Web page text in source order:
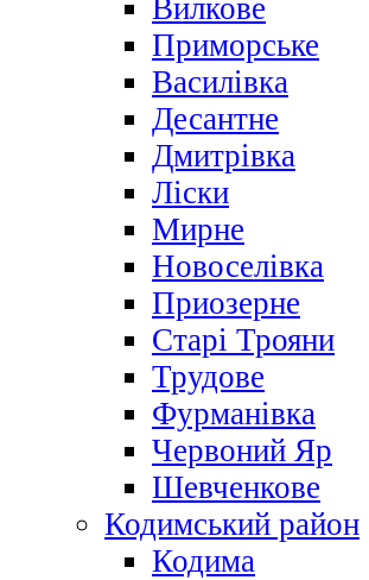
Вилкове
Приморське
Василівка
Десантне
Дмитрівка
Ліски
Мирне
Новоселівка
Приозерне
Старі Трояни
Трудове
Фурманівка
Червоний Яр
Шевченкове
Кодимський район
Кодима